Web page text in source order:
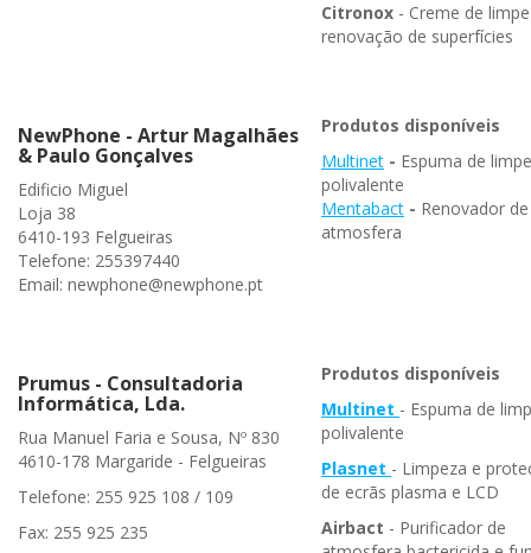
Citronox - Creme de
renovação de superfícies
NewPhone - Artur Magalhães
& Paulo Gonçalves
Edificio Miguel
Loja 38
6410-193 Felgueiras
Telefone: 255397440
Email: newphone@newphone.pt
Produtos disponíveis
Multinet - Espuma de
polivalente
Mentabact - Renovador de
atmosfera
Prumus - Consultadoria
Informática, Lda.
Rua Manuel Faria e Sousa, Nº 830
4610-178 Margaride - Felgueiras
Telefone: 255 925 108 / 109
Fax: 255 925 235
Produtos disponíveis
Multinet - Espuma de
polivalente
Plasnet - Limpeza e
de ecrãs plasma e LCD
Airbact - Purificador de